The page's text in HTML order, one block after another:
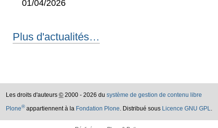
01/04/2026
Plus d'actualités…
Les droits d'auteurs © 2000 - 2026 du système de gestion de contenu libre
Plone®appartiennent à la Fondation Plone. Distribué sous Licence GNU GPL.